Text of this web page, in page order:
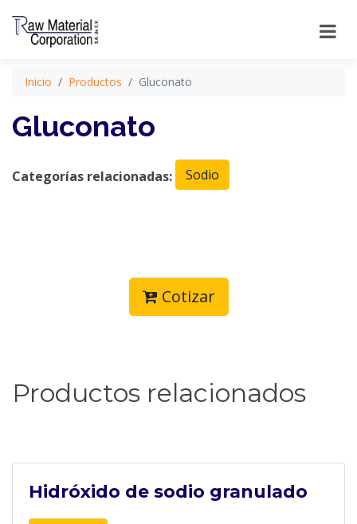
Inicio Productos Gluconato
Gluconato
Categorías relacionadas: Sodio
Cotizar
Productos relacionados
Hidróxido de sodio granulado